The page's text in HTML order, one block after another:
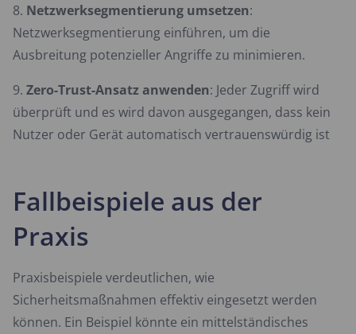
Netzwerksegmentierung umsetzen:
Netzwerksegmentierung einführen, um die
Ausbreitung potenzieller Angriffe zu minimieren.
Zero-Trust-Ansatz anwenden: Jeder Zugriff wird
überprüft und es wird davon ausgegangen, dass kein
Nutzer oder Gerät automatisch vertrauenswürdig ist
Fallbeispiele aus der
Praxis
Praxisbeispiele verdeutlichen, wie
Sicherheitsmaßnahmen effektiv eingesetzt werden
können. Ein Beispiel könnte ein mittelständisches